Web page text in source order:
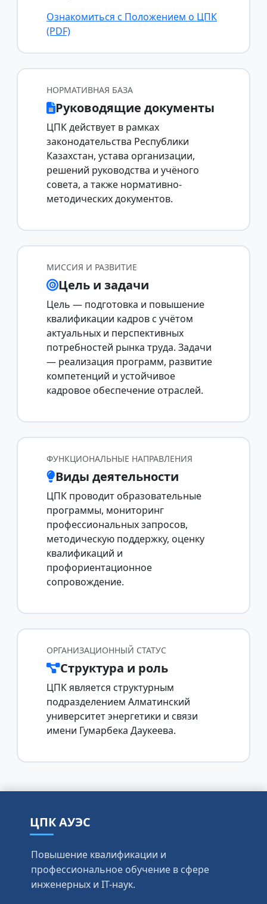
Ознакомиться с Положением о ЦПК
(PDF)
НОРМАТИВНАЯ БАЗА
Руководящие документы
ЦПК действует в рамках
законодательства Республики
Казахстан, устава организации,
решений руководства и учёного
совета, а также нормативно-
методических документов.
МИССИЯ И РАЗВИТИЕ
Цель и задачи
Цель — подготовка и повышение
квалификации кадров с учётом
актуальных и перспективных
потребностей рынка труда. Задачи
— реализация программ, развитие
компетенций и устойчивое
кадровое обеспечение отраслей.
ФУНКЦИОНАЛЬНЫЕ НАПРАВЛЕНИЯ
Виды деятельности
ЦПК проводит образовательные
программы, мониторинг
профессиональных запросов,
методическую поддержку, оценку
квалификаций и
профориентационное
сопровождение.
ОРГАНИЗАЦИОННЫЙ СТАТУС
Структура и роль
ЦПК является структурным
подразделением Алматинский
университет энергетики и связи
имени Гумарбека Даукеева.
ЦПК АУЭС
Повышение квалификации и
профессиональное обучение в сфере
инженерных и IT-наук.